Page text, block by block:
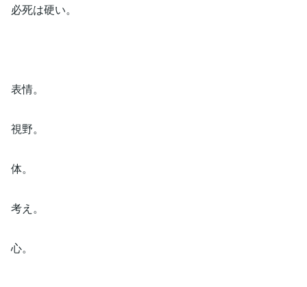
必死は硬い。
表情。
視野。
体。
考え。
心。